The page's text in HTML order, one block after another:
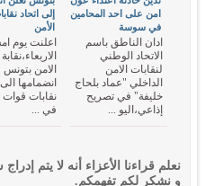
إلى اتحاد
الأمن
اعلنت يوم
الامن بتونس
انضمامها
نقابات قوات
في ...
امن على احد المحامين
في سوسة
ادان الناطق باسم
الاتحاد الوطني
لنقابات الامن
الداخلي "عماد بلحاج
خليفة" في تصريح
إذاعي،اليو ...
نعلم قراءنا الأعزاء أنه لا يتم
و نشكر لكم تفهمكم.